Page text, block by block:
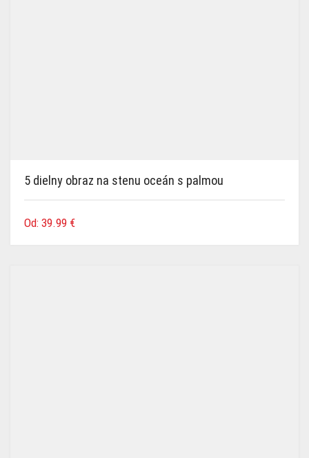
5 dielny obraz na stenu oceán s palmou
Od: 39.99 €